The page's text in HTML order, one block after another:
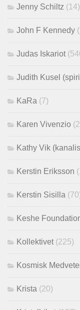
Jenny Schiltz (14)
John F Kennedy
Judas Iskariot
Judith Kusel
KaRa (7)
Karen Vivenzio
Kathy Vik
Kerstin Eriksson
Kerstin Sisilla
Keshe
Kollektivet(225)
Kosmisk
Krista (20)